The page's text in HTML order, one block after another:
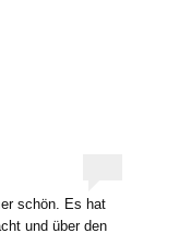
schön. Es hat
und über den